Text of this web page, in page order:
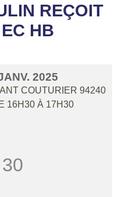
REÇOIT
HB
2025
COUTURIER 94240
16H30 À 17H30
30